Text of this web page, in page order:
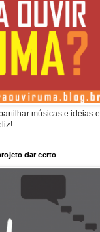
músicas e ideias e
dar certo